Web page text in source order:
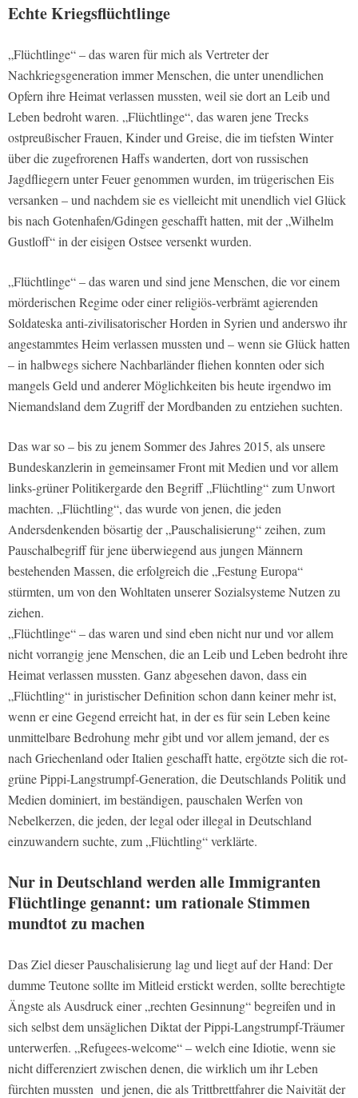
Echte Kriegsflüchtlinge
„Flüchtlinge“ – das waren für mich als Vertreter der
Nachkriegsgeneration immer Menschen, die unter unendlichen
Opfern ihre Heimat verlassen mussten, weil sie dort an Leib und
Leben bedroht waren. „Flüchtlinge“, das waren jene Trecks
ostpreußischer Frauen, Kinder und Greise, die im tiefsten Winter
über die zugefrorenen Haffs wanderten, dort von russischen
Jagdfliegern unter Feuer genommen wurden, im trügerischen Eis
versanken – und nachdem sie es vielleicht mit unendlich viel Glück
bis nach Gotenhafen/Gdingen geschafft hatten, mit der „Wilhelm
Gustloff“ in der eisigen Ostsee versenkt wurden.
„Flüchtlinge“ – das waren und sind jene Menschen, die vor einem
mörderischen Regime oder einer religiös-verbrämt agierenden
Soldateska anti-zivilisatorischer Horden in Syrien und anderswo ihr
angestammtes Heim verlassen mussten und – wenn sie Glück hatten
– in halbwegs sichere Nachbarländer fliehen konnten oder sich
mangels Geld und anderer Möglichkeiten bis heute irgendwo im
Niemandsland dem Zugriff der Mordbanden zu entziehen suchten.
Das war so – bis zu jenem Sommer des Jahres 2015, als unsere
Bundeskanzlerin in gemeinsamer Front mit Medien und vor allem
links-grüner Politikergarde den Begriff „Flüchtling“ zum Unwort
machten. „Flüchtling“, das wurde von jenen, die jeden
Andersdenkenden bösartig der „Pauschalisierung“ zeihen, zum
Pauschalbegriff für jene überwiegend aus jungen Männern
bestehenden Massen, die erfolgreich die „Festung Europa“
stürmten, um von den Wohltaten unserer Sozialsysteme Nutzen zu
ziehen.
„Flüchtlinge“ – das waren und sind eben nicht nur und vor allem
nicht vorrangig jene Menschen, die an Leib und Leben bedroht ihre
Heimat verlassen mussten. Ganz abgesehen davon, dass ein
„Flüchtling“ in juristischer Definition schon dann keiner mehr ist,
wenn er eine Gegend erreicht hat, in der es für sein Leben keine
unmittelbare Bedrohung mehr gibt und vor allem jemand, der es
nach Griechenland oder Italien geschafft hatte, ergötzte sich die rot-
grüne Pippi-Langstrumpf-Generation, die Deutschlands Politik und
Medien dominiert, im beständigen, pauschalen Werfen von
Nebelkerzen, die jeden, der legal oder illegal in Deutschland
einzuwandern suchte, zum „Flüchtling“ verklärte.
Nur in Deutschland werden alle Immigranten
Flüchtlinge genannt: um rationale Stimmen
mundtot zu machen
Das Ziel dieser Pauschalisierung lag und liegt auf der Hand: Der
dumme Teutone sollte im Mitleid erstickt werden, sollte berechtigte
Ängste als Ausdruck einer „rechten Gesinnung“ begreifen und in
sich selbst dem unsäglichen Diktat der Pippi-Langstrumpf-Träumer
unterwerfen. „Refugees-welcome“ – welch eine Idiotie, wenn sie
nicht differenziert zwischen denen, die wirklich um ihr Leben
fürchten mussten und jenen, die als Trittbrettfahrer die Naivität der